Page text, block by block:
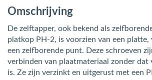
Omschrijving
De zelftapper, ook bekend als
platkop PH-2, is voorzien van een platte,
een zelfborende punt. Deze schroeven
verbinden van plaatmateriaal zonder dat
is. Ze zijn verzinkt en uitgerust met een